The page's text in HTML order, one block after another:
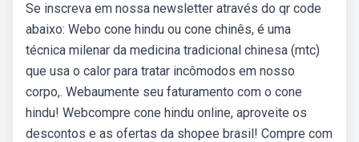
Se inscreva em nossa newsletter através do qr code
abaixo: Webo cone hindu ou cone chinês, é uma
técnica milenar da medicina tradicional chinesa (mtc)
que usa o calor para tratar incômodos em nosso
corpo,. Webaumente seu faturamento com o cone
hindu! Webcompre cone hindu online, aproveite os
descontos e as ofertas da shopee brasil! Compre com